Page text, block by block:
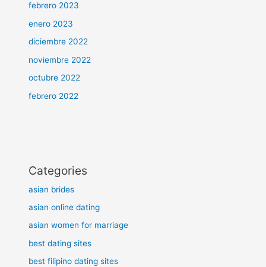
febrero 2023
enero 2023
diciembre 2022
noviembre 2022
octubre 2022
febrero 2022
Categories
asian brides
asian online dating
asian women for marriage
best dating sites
best filipino dating sites